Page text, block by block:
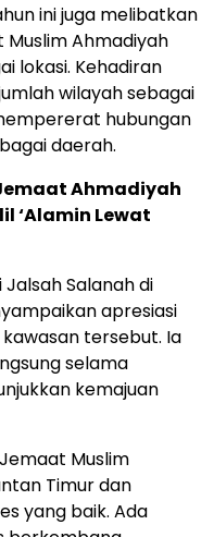
ini juga melibatkan
Muslim Ahmadiyah
lokasi. Kehadiran
wilayah sebagai
hubungan
daerah.
Ahmadiyah
‘Alamin Lewat
Salanah di
apresiasi
tersebut. Ia
selama
kemajuan
Muslim
Timur dan
yang baik. Ada